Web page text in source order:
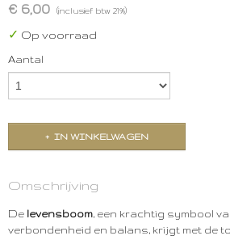
€ 6,00 (inclusief btw 21%)
✓ Op voorraad
Aantal
IN WINKELWAGEN
Omschrijving
De levensboom, een krachtig symbool
verbondenheid en balans, krijgt met de